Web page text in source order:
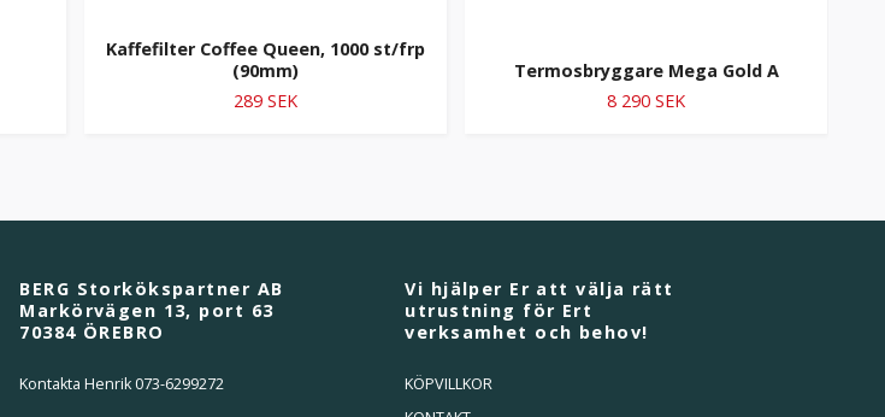
Kaffefilter Coffee Queen, 1000 st/frp
(90mm)
289 SEK
Termosbryggare Mega Gold A
8 290 SEK
BERG Storkökspartner AB
Markörvägen 13, port 63
70384 ÖREBRO
Kontakta Henrik 073-6299272
Vi hjälper Er att välja rätt
utrustning för Ert
verksamhet och behov!
KÖPVILLKOR